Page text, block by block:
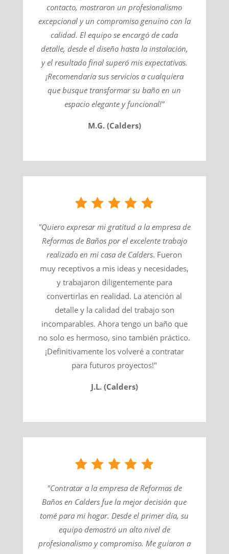
contacto, mostraron un profesionalismo
excepcional y un compromiso genuino con la
calidad. El equipo se encargó de cada
detalle, desde el diseño hasta la instalación,
y el resultado final superó mis expectativas.
¡Recomendaría sus servicios a cualquiera
que busque transformar su baño en un
espacio elegante y funcional!"
M.G. (Calders)
"Quiero expresar mi gratitud a la empresa de
Reformas de Baños por el excelente trabajo
realizado en mi casa de Calders​. Fueron
muy receptivos a mis ideas y necesidades,
y trabajaron diligentemente para
convertirlas en realidad. La atención al
detalle y la calidad del trabajo son
incomparables. Ahora tengo un baño que
no solo es hermoso, sino también práctico.
¡Definitivamente los volveré a contratar
para futuros proyectos!"
J.L. (Calders)
"Contratar a la empresa de Reformas de
Baños en Calders fue la mejor decisión que
tomé para mi hogar. Desde el primer día, su
equipo demostró un alto nivel de
profesionalismo y compromiso. Me guiaron a